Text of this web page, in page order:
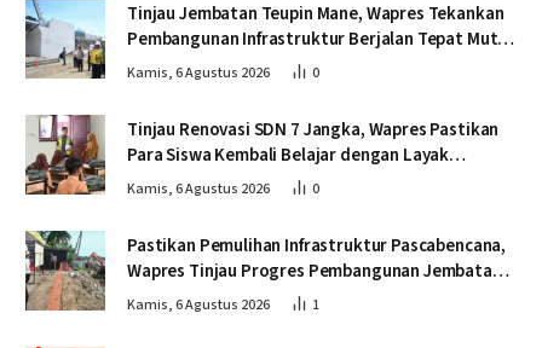
Tinjau Jembatan Teupin Mane, Wapres Tekankan
Pembangunan Infrastruktur Berjalan Tepat Mutu
dan Tepat Waktu
Kamis, 6 Agustus 2026 0
Tinjau Renovasi SDN 7 Jangka, Wapres Pastikan
Para Siswa Kembali Belajar dengan Layak
Pascabencana
Kamis, 6 Agustus 2026 0
Pastikan Pemulihan Infrastruktur Pascabencana,
Wapres Tinjau Progres Pembangunan Jembatan
Krueng Tingkeum Bireuen
Kamis, 6 Agustus 2026 1